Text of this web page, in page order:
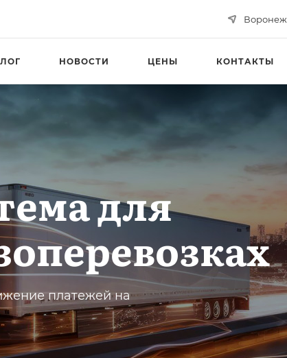
Воронеж
НОВОСТИ ЦЕНЫ КОНТАКТЫ
для
платежей на